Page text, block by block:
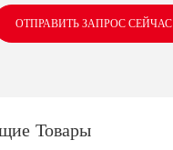
ОТПРАВИТЬ ЗАПРОС СЕЙЧАС
Товары